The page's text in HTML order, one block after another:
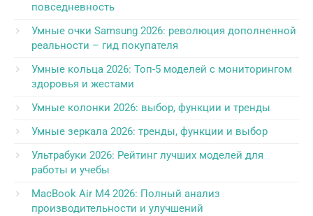
повседневность
Умные очки Samsung 2026: революция дополненной
реальности – гид покупателя
Умные кольца 2026: Топ-5 моделей с мониторингом
здоровья и жестами
Умные колонки 2026: выбор, функции и тренды
Умные зеркала 2026: тренды, функции и выбор
Ультрабуки 2026: Рейтинг лучших моделей для
работы и учебы
MacBook Air M4 2026: Полный анализ
производительности и улучшений